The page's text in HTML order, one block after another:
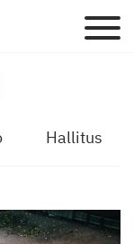
Hallitus